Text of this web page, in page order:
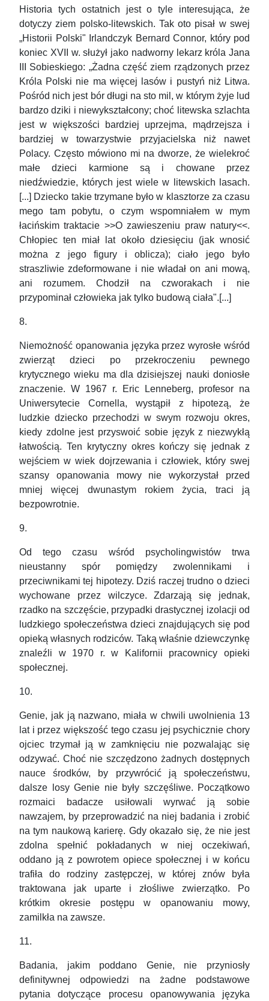
Historia tych ostatnich jest o tyle interesująca, że
dotyczy ziem polsko-litewskich. Tak oto pisał w swej
„Historii Polski" Irlandczyk Bernard Connor, który pod
koniec XVII w. służył jako nadworny lekarz króla Jana
III Sobieskiego: „Żadna część ziem rządzonych przez
Króla Polski nie ma więcej lasów i pustyń niż Litwa.
Pośród nich jest bór długi na sto mil, w którym żyje lud
bardzo dziki i niewykształcony; choć litewska szlachta
jest w większości bardziej uprzejma, mądrzejsza i
bardziej w towarzystwie przyjacielska niż nawet
Polacy. Często mówiono mi na dworze, że wielekroć
małe dzieci karmione są i chowane przez
niedźwiedzie, których jest wiele w litewskich lasach.
[...] Dziecko takie trzymane było w klasztorze za czasu
mego tam pobytu, o czym wspomniałem w mym
łacińskim traktacie >>O zawieszeniu praw natury<<.
Chłopiec ten miał lat około dziesięciu (jak wnosić
można z jego figury i oblicza); ciało jego było
straszliwie zdeformowane i nie władał on ani mową,
ani rozumem. Chodził na czworakach i nie
przypominał człowieka jak tylko budową ciała".[...]
8.
Niemożność opanowania języka przez wyrosłe wśród
zwierząt dzieci po przekroczeniu pewnego
krytycznego wieku ma dla dzisiejszej nauki doniosłe
znaczenie. W 1967 r. Eric Lenneberg, profesor na
Uniwersytecie Cornella, wystąpił z hipotezą, że
ludzkie dziecko przechodzi w swym rozwoju okres,
kiedy zdolne jest przyswoić sobie język z niezwykłą
łatwością. Ten krytyczny okres kończy się jednak z
wejściem w wiek dojrzewania i człowiek, który swej
szansy opanowania mowy nie wykorzystał przed
mniej więcej dwunastym rokiem życia, traci ją
bezpowrotnie.
9.
Od tego czasu wśród psycholingwistów trwa
nieustanny spór pomiędzy zwolennikami i
przeciwnikami tej hipotezy. Dziś raczej trudno o dzieci
wychowane przez wilczyce. Zdarzają się jednak,
rzadko na szczęście, przypadki drastycznej izolacji od
ludzkiego społeczeństwa dzieci znajdujących się pod
opieką własnych rodziców. Taką właśnie dziewczynkę
znaleźli w 1970 r. w Kalifornii pracownicy opieki
społecznej.
10.
Genie, jak ją nazwano, miała w chwili uwolnienia 13
lat i przez większość tego czasu jej psychicznie chory
ojciec trzymał ją w zamknięciu nie pozwalając się
odzywać. Choć nie szczędzono żadnych dostępnych
nauce środków, by przywrócić ją społeczeństwu,
dalsze losy Genie nie były szczęśliwe. Początkowo
rozmaici badacze usiłowali wyrwać ją sobie
nawzajem, by przeprowadzić na niej badania i zrobić
na tym naukową karierę. Gdy okazało się, że nie jest
zdolna spełnić pokładanych w niej oczekiwań,
oddano ją z powrotem opiece społecznej i w końcu
trafiła do rodziny zastępczej, w której znów była
traktowana jak uparte i złośliwe zwierzątko. Po
krótkim okresie postępu w opanowaniu mowy,
zamilkła na zawsze.
11.
Badania, jakim poddano Genie, nie przyniosły
definitywnej odpowiedzi na żadne podstawowe
pytania dotyczące procesu opanowywania języka